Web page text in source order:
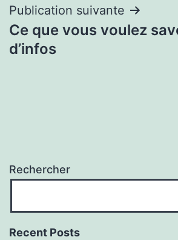
Publication suivante
Ce que vous voulez
d’infos
Rechercher
Recent Posts